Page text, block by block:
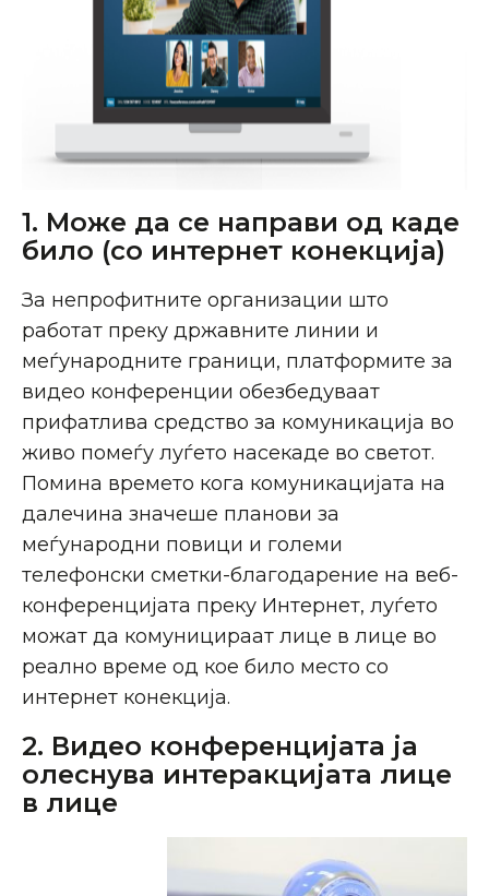
1. Може да се направи од каде
било (со интернет конекција)
За непрофитните организации што
работат преку државните линии и
меѓународните граници, платформите за
видео конференции обезбедуваат
прифатлива средство за комуникација во
живо помеѓу луѓето насекаде во светот.
Помина времето кога комуникацијата на
далечина значеше планови за
меѓународни повици и големи
телефонски сметки-благодарение на веб-
конференцијата преку Интернет, луѓето
можат да комуницираат лице в лице во
реално време од кое било место со
интернет конекција.
2. Видео конференцијата ја
олеснува интеракцијата лице
в лице